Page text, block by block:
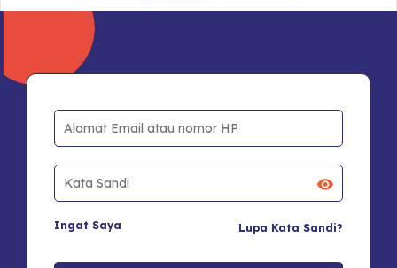
Ingat Saya Lupa Kata Sandi?